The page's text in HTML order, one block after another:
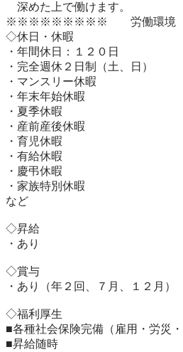
深めた上で働けます。
※※※※※※※※※　　労働環
◇休日・休暇
・年間休日：１２０日
・完全週休２日制（土、日）
・マンスリー休暇
・年末年始休暇
・夏季休暇
・産前産後休暇
・育児休暇
・有給休暇
・慶弔休暇
・家族特別休暇
など
◇昇給
・あり
◇賞与
・あり（年２回、７月、１２月）
◇福利厚生
■各種社会保険完備（雇用・労災・
■昇給随時